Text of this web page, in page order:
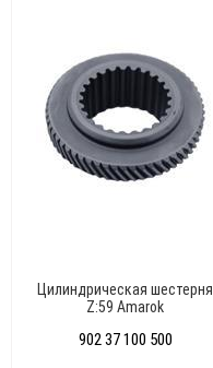
Цилиндрическая шестерня
Z:59 Amarok
902 37 100 500